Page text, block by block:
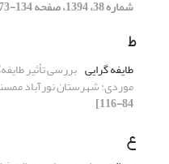
شماره 38، 1394، صفحه 134-173]
ط
طایفه گرایی بررسی تأثیر
موردی: شهرستان نورآباد
84-116]
ع